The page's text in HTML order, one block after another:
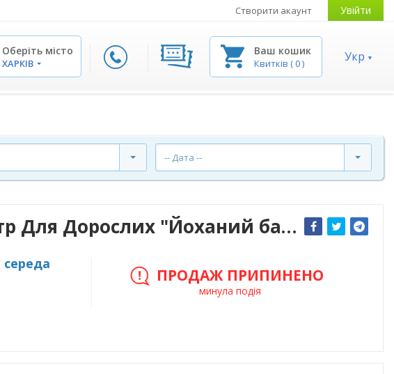
Створити акаунт Увійти
Оберіть місто
ХАРКІВ
Ваш кошик
Квитків (0) Укр
-- Дата --
Харківський Театр Для Дорослих "Йоханий бабай, мамо!"
середа
ПРОДАЖ ПРИПИНЕНО
минула подія